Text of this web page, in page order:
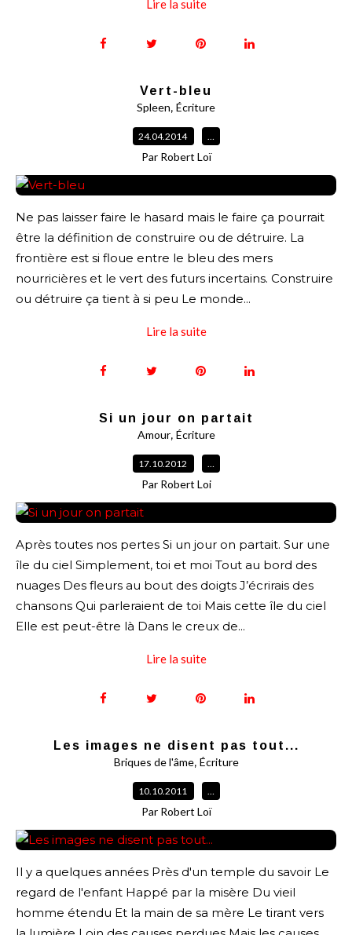
Lire la suite
Vert-bleu
Spleen, Écriture
24.04.2014 …
Par Robert Loï
Ne pas laisser faire le hasard mais le faire ça pourrait
être la définition de construire ou de détruire. La
frontière est si floue entre le bleu des mers
nourricières et le vert des futurs incertains. Construire
ou détruire ça tient à si peu Le monde...
Lire la suite
Si un jour on partait
Amour, Écriture
17.10.2012 …
Par Robert Loi
Après toutes nos pertes Si un jour on partait. Sur une
île du ciel Simplement, toi et moi Tout au bord des
nuages Des fleurs au bout des doigts J’écrirais des
chansons Qui parleraient de toi Mais cette île du ciel
Elle est peut-être là Dans le creux de...
Lire la suite
Les images ne disent pas tout...
Briques de l'âme, Écriture
10.10.2011 …
Par Robert Loï
Il y a quelques années Près d'un temple du savoir Le
regard de l'enfant Happé par la misère Du vieil
homme étendu Et la main de sa mère Le tirant vers